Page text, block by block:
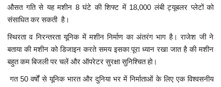
औसत गति से यह मशीन 8 घंटे की शिफ्ट में 18,000 लंबी ट्यूबलर प्लेटों को
संसाधित कर सकती है।
स्थिरता व निरन्तरता यूनिक में मशीन निर्माण का अंतरंग भाग है। राजेश जी ने
बताया की मशीन को डिजाइन करते समय इसका पूरा ध्यान रखा जात है की मशीन
बहुत कम बिजली पर चलें और ऑपरेटर सुरक्षा सुनिश्चित हो।
गत 50 वर्षों से यूनिक भारत और दुनिया भर में निर्माताओं के लिए एक विश्वसनीय